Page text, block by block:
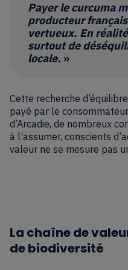
Payer le curcuma
producteur
vertueux. En
surtout de
locale. »
Cette recherche
payé par le
d’Arcadie, de nombreux
à l’assumer, conscients
valeur ne se mesure pas
La chaîne de
de biodiversité